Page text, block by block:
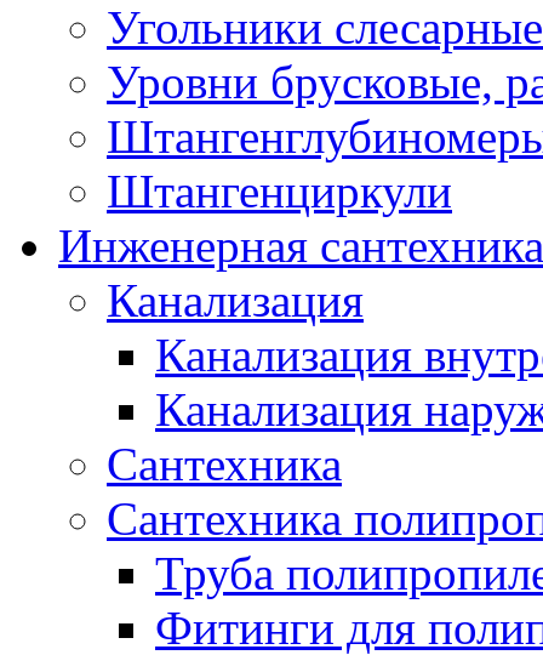
Угольники слесарные
Уровни брусковые,
Штангенциркули
Инженерная сантехника
Канализация
Канализация
Канализация
Сантехника
Сантехника
Труба
Фитинги для